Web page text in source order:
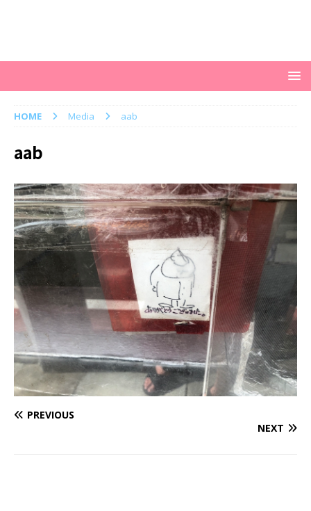
HOME Media aab
aab
PREVIOUS
NEXT